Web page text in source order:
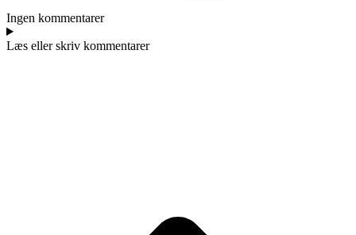
Ingen kommentarer
Læs eller skriv kommentarer